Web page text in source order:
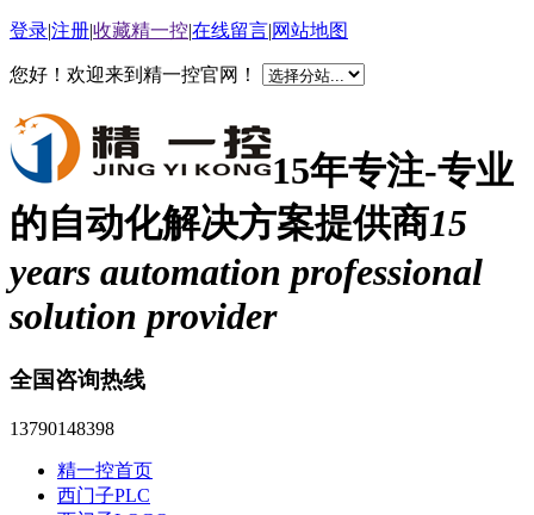
登录|注册|收藏精一控|在线留言|网站地图
您好！欢迎来到精一控官网！
15年专注-专业
的自动化解决方案提供商15
years automation professional
solution provider
全国咨询热线
13790148398
精一控首页
西门子PLC